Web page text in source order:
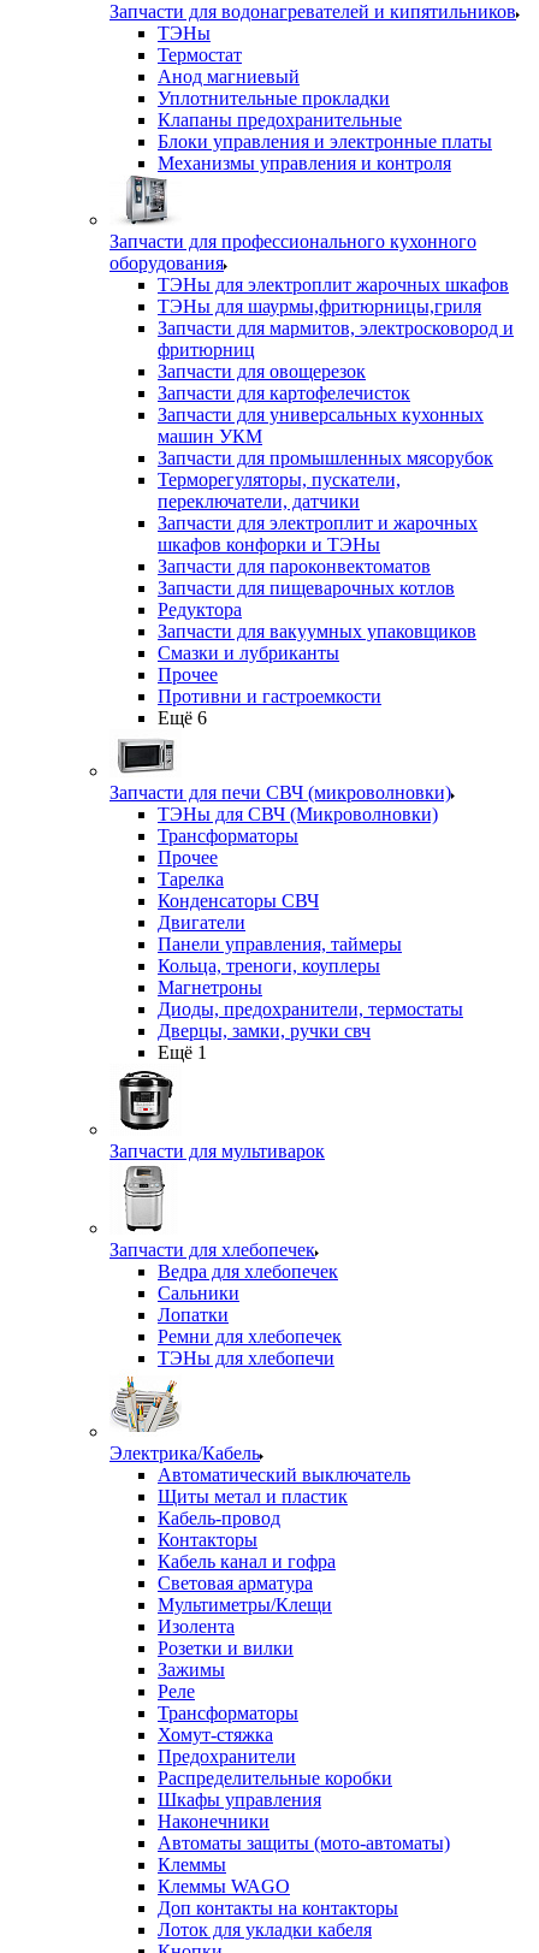
Запчасти для водонагревателей и кипятильников
ТЭНы
Термостат
Анод магниевый
Уплотнительные прокладки
Клапаны предохранительные
Блоки управления и электронные платы
Механизмы управления и контроля
Запчасти для профессионального кухонного
оборудования
ТЭНы для электроплит жарочных шкафов
ТЭНы для шаурмы,фритюрницы,гриля
Запчасти для мармитов, электросковород и
фритюрниц
Запчасти для овощерезок
Запчасти для картофелечисток
Запчасти для универсальных кухонных
машин УКМ
Запчасти для промышленных мясорубок
Терморегуляторы, пускатели,
переключатели, датчики
Запчасти для электроплит и жарочных
шкафов конфорки и ТЭНы
Запчасти для пароконвектоматов
Запчасти для пищеварочных котлов
Редуктора
Запчасти для вакуумных упаковщиков
Смазки и лубриканты
Прочее
Противни и гастроемкости
Ещё 6
Запчасти для печи СВЧ (микроволновки)
ТЭНы для СВЧ (Микроволновки)
Трансформаторы
Прочее
Тарелка
Конденсаторы СВЧ
Двигатели
Панели управления, таймеры
Кольца, треноги, коуплеры
Магнетроны
Диоды, предохранители, термостаты
Дверцы, замки, ручки свч
Ещё 1
Запчасти для мультиварок
Запчасти для хлебопечек
Ведра для хлебопечек
Сальники
Лопатки
Ремни для хлебопечек
ТЭНы для хлебопечи
Электрика/Кабель
Автоматический выключатель
Щиты метал и пластик
Кабель-провод
Контакторы
Кабель канал и гофра
Световая арматура
Мультиметры/Клещи
Изолента
Розетки и вилки
Зажимы
Реле
Трансформаторы
Хомут-стяжка
Предохранители
Распределительные коробки
Шкафы управления
Наконечники
Автоматы защиты (мото-автоматы)
Клеммы
Клеммы WAGO
Доп контакты на контакторы
Лоток для укладки кабеля